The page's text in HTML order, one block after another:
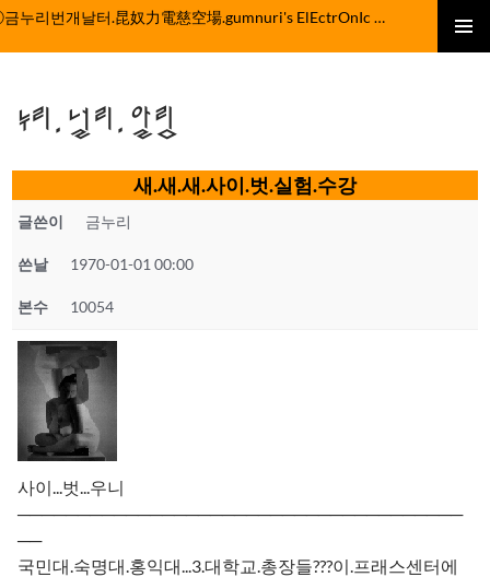
컨
뛰
기
ⓒ금누리번개날터.昆奴力電慈空場.gumnuri's ElEctrOnIc fActOrY
누리.널리.알림
새.새.새.사이.벗.실험.수강
글쓴이 금누리
쓴날 1970-01-01 00:00
본수 10054
사이...벗...우니
─────────────────────────────────────
──
국민대.숙명대.홍익대...3.대학교.총장들???이.프래스센터에